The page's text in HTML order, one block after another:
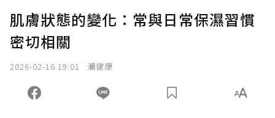
肌膚狀態的變化：常與日常保濕習慣
密切相關
2026-02-16 19:01 潮健康